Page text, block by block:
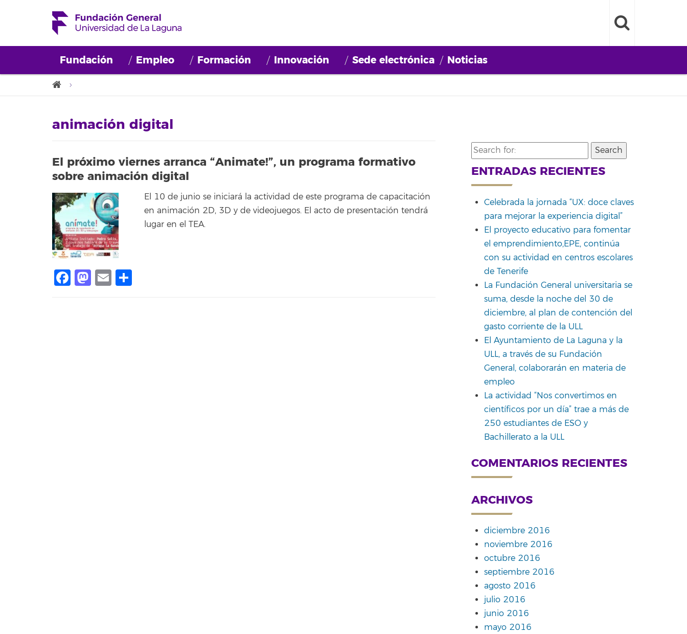
Fundación Empleo Formación Innovación Sede electrónica Noticias
animación digital
El próximo viernes arranca “Animate!”, un programa formativo
sobre animación digital
El 10 de junio se iniciará la actividad de este programa de capacitación
en animación 2D, 3D y de videojuegos. El acto de presentación tendrá
lugar en el TEA.
Facebook
Mastodon
Email
Search
for:
ENTRADAS RECIENTES
Celebrada la jornada “UX: doce claves
para mejorar la experiencia digital”
El proyecto educativo para fomentar
el emprendimiento,EPE, continúa
con su actividad en centros escolares
de Tenerife
La Fundación General universitaria se
suma, desde la noche del 30 de
diciembre, al plan de contención del
gasto corriente de la ULL
El Ayuntamiento de La Laguna y la
ULL, a través de su Fundación
General, colaborarán en materia de
empleo
La actividad “Nos convertimos en
científicos por un día” trae a más de
250 estudiantes de ESO y
Bachillerato a la ULL
COMENTARIOS RECIENTES
ARCHIVOS
diciembre 2016
noviembre 2016
octubre 2016
septiembre 2016
agosto 2016
julio 2016
junio 2016
mayo 2016